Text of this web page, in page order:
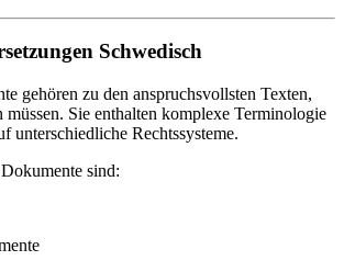
Schwedisch
gehören zu den anspruchsvollsten Texten,
müssen. Sie enthalten komplexe Terminologie
unterschiedliche Rechtssysteme.
sind: